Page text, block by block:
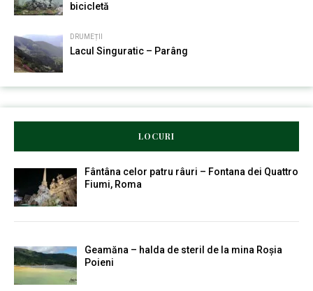
bicicletă
DRUMEȚII
Lacul Singuratic – Parâng
LOCURI
Fântâna celor patru râuri – Fontana dei Quattro
Fiumi, Roma
Geamăna – halda de steril de la mina Roșia
Poieni